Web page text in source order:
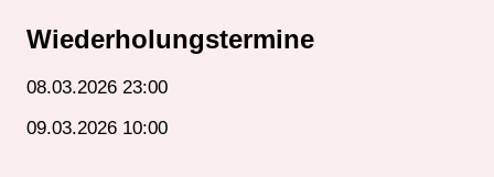
Wiederholungstermine
08.03.2026 23:00
09.03.2026 10:00